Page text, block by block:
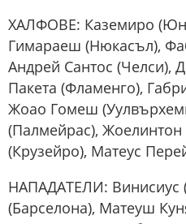
ХАЛФОВЕ: Каземиро
Гимараеш (Нюкасъл),
Андрей Сантос (Челси),
Пакета (Фламенго),
Жоао Гомеш
(Палмейрас),
(Крузейро), Матеус
НАПАДАТЕЛИ: Винисиус
(Барселона), Матеуш